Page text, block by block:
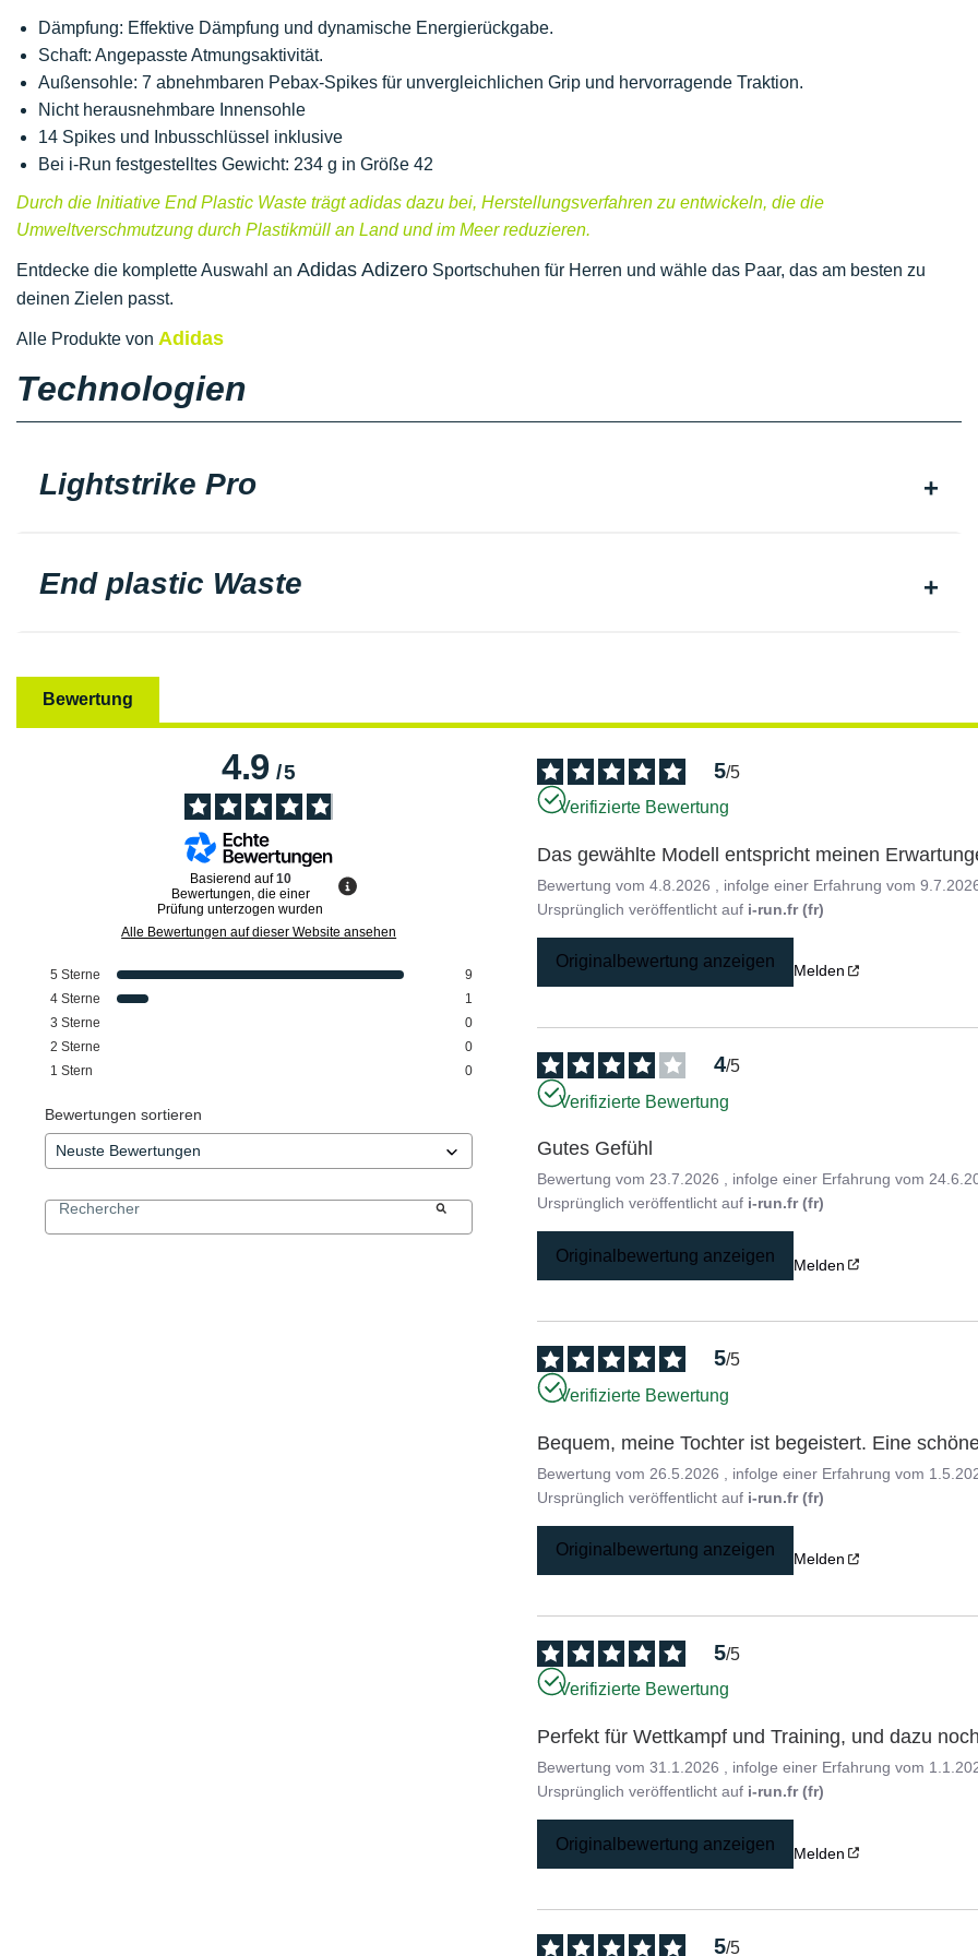
Dämpfung: Effektive Dämpfung und dynamische Energierückgabe.
Schaft: Angepasste Atmungsaktivität.
Außensohle: 7 abnehmbaren Pebax-Spikes für unvergleichlichen Grip und hervorragende Traktion.
Nicht herausnehmbare Innensohle
14 Spikes und Inbusschlüssel inklusive
Bei i-Run festgestelltes Gewicht: 234 g in Größe 42
Durch die Initiative End Plastic Waste trägt adidas dazu bei, Herstellungsverfahren zu entwickeln, die die
Umweltverschmutzung durch Plastikmüll an Land und im Meer reduzieren.
Entdecke die komplette Auswahl an Adidas Adizero Sportschuhen für Herren und wähle das Paar, das am besten zu
deinen Zielen passt.
Alle Produkte von Adidas
Technologien
Lightstrike Pro
End plastic Waste
Bewertung
4.9/5
Basierend auf10
Bewertungen, die einer
Prüfung unterzogen wurden
Alle Bewertungen auf dieser Website ansehen
5 Sterne
9
4 Sterne
1
3 Sterne
0
2 Sterne
0
1 Stern 0
Bewertungen sortieren
5/5
Verifizierte Bewertung
Das gewählte Modell entspricht meinen
Bewertung vom4.8.2026 , infolge einer Erfahrung vom
Ursprünglich veröffentlicht auf i-run.fr (fr)
Originalbewertung anzeigen Melden
4/5
Verifizierte Bewertung
Gutes Gefühl
Bewertung vom 23.7.2026 , infolge einer Erfahrung vom
Ursprünglich veröffentlicht auf i-run.fr (fr)
Originalbewertung anzeigen Melden
5/5
Verifizierte Bewertung
Bequem, meine Tochter ist begeistert. Eine
Bewertung vom 26.5.2026 , infolge einer Erfahrung vom
Ursprünglich veröffentlicht auf i-run.fr (fr)
Originalbewertung anzeigen Melden
5/5
Verifizierte Bewertung
Perfekt für Wettkampf und Training, und dazu
Bewertung vom31.1.2026 , infolge einer Erfahrung vom
Ursprünglich veröffentlicht auf i-run.fr (fr)
Originalbewertung anzeigen Melden
5/5